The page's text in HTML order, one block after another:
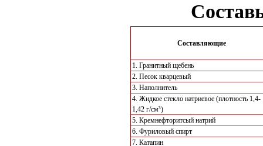
Составляющие
1. Гранитный щебень
2. Песок кварцевый
3. Наполнитель
4. Жидкое стекло натриевое (плотность 1,4-
1,42 г/см³)
5. Кремнефторитсый натрий
6. Фуриловый спирт
7. Катапин